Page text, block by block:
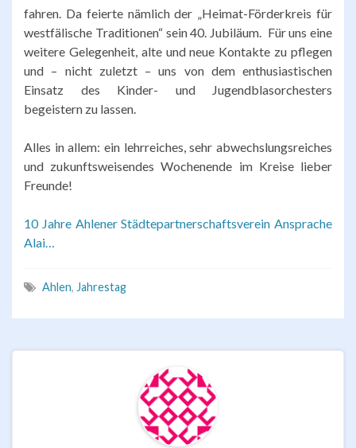
fahren. Da feierte nämlich der „Heimat-Förderkreis für
westfälische Traditionen“ sein 40. Jubiläum. Für uns eine
weitere Gelegenheit, alte und neue Kontakte zu pflegen
und – nicht zuletzt – uns von dem enthusiastischen
Einsatz des Kinder- und Jugendblasorchesters
begeistern zu lassen.
Alles in allem: ein lehrreiches, sehr abwechslungsreiches
und zukunftsweisendes Wochenende im Kreise lieber
Freunde!
10 Jahre Ahlener Städtepartnerschaftsverein Ansprache
Alai…
Ahlen, Jahrestag